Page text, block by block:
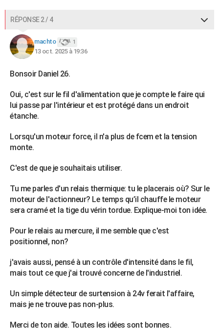
RÉPONSE 2 / 4
machto 1
13 oct. 2025 à 19:36
Bonsoir Daniel 26.
Oui, c'est sur le fil d'alimentation que je compte le faire qui
lui passe par l'intérieur et est protégé dans un endroit
étanche.
Lorsqu'un moteur force, il n'a plus de fcem et la tension
monte.
C'est de que je souhaitais utiliser.
Tu me parles d'un relais thermique: tu le placerais où? Sur le
moteur de l'actionneur? Le temps qu’il chauffe le moteur
sera cramé et la tige du vérin tordue. Explique-moi ton idée.
Pour le relais au mercure, il me semble que c'est
positionnel, non?
j'avais aussi, pensé à un contrôle d'intensité dans le fil,
mais tout ce que j'ai trouvé concerne de l'industriel.
Un simple détecteur de surtension à 24v ferait l'affaire,
mais je ne trouve pas non-plus.
Merci de ton aide. Toutes les idées sont bonnes.